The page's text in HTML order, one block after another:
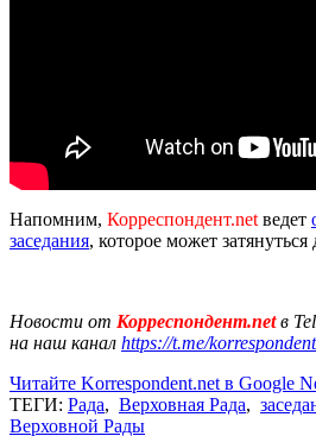
Напомним, Корреспондент.net ведет
заседания, которое может затянуться
Новости от Корреспондент.netв
на наш канал https://t.me/
Читайте Korrespondent.net в Google
ТЕГИ: Рада, Верховная Рада,
Верховной Рады